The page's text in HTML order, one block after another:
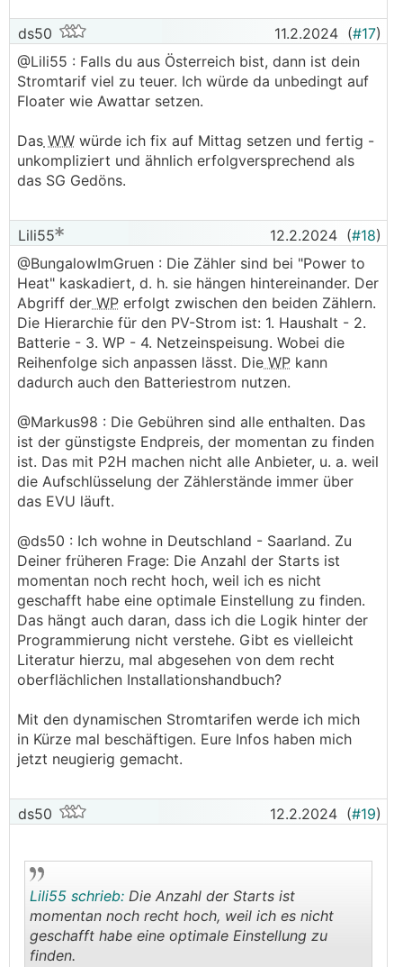
ds50 11.2.2024 (#17)
@Lili55 : Falls du aus Österreich bist, dann ist dein
Stromtarif viel zu teuer. Ich würde da unbedingt auf
Floater wie Awattar setzen.
Das WW würde ich fix auf Mittag setzen und fertig -
unkompliziert und ähnlich erfolgversprechend als
das SG Gedöns.
Lili55 12.2.2024 (#18)
@BungalowImGruen : Die Zähler sind bei "Power to
Heat" kaskadiert, d. h. sie hängen hintereinander. Der
Abgriff der WP erfolgt zwischen den beiden Zählern.
Die Hierarchie für den PV-Strom ist: 1. Haushalt - 2.
Batterie - 3. WP - 4. Netzeinspeisung. Wobei die
Reihenfolge sich anpassen lässt. Die WP kann
dadurch auch den Batteriestrom nutzen.
@Markus98 : Die Gebühren sind alle enthalten. Das
ist der günstigste Endpreis, der momentan zu finden
ist. Das mit P2H machen nicht alle Anbieter, u. a. weil
die Aufschlüsselung der Zählerstände immer über
das EVU läuft.
@ds50 : Ich wohne in Deutschland - Saarland. Zu
Deiner früheren Frage: Die Anzahl der Starts ist
momentan noch recht hoch, weil ich es nicht
geschafft habe eine optimale Einstellung zu finden.
Das hängt auch daran, dass ich die Logik hinter der
Programmierung nicht verstehe. Gibt es vielleicht
Literatur hierzu, mal abgesehen von dem recht
oberflächlichen Installationshandbuch?
Mit den dynamischen Stromtarifen werde ich mich
in Kürze mal beschäftigen. Eure Infos haben mich
jetzt neugierig gemacht.
ds50 12.2.2024 (#19)
Lili55 schrieb: Die Anzahl der Starts ist
momentan noch recht hoch, weil ich es nicht
geschafft habe eine optimale Einstellung zu
finden.